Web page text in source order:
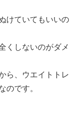
けていてもいいの
くしないのがダメ
ら、ウエイトトレ
のです。